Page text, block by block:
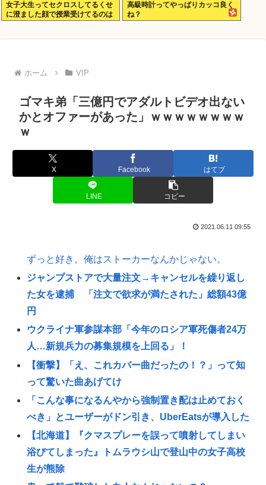
女子大生ってセクロスしてるくせ
に澄ました顔で授業受けてるのは
高級時計ってやっぱりカッコ良く
ね？
ホーム VIP
ゴマキ弟「三億円でアダルトビデオ出ない
かとオファーがあった」ｗｗｗｗｗｗｗｗ
ｗ
X Facebook はてブ
LINE コピー
2021.06.11 09:55
ずっと好き。俺はストーカーなんかじゃない。
ジャンプストアで大量注文→キャンセルを繰り返し
た女を逮捕 「注文で欲求が満たされた」総額43億
円
ウクライナ軍参謀本部「今年のロシア軍死傷者24万
人…新規兵力の募集規模を上回る」！
【衝撃】「え、これカバー曲だったの！？」って知
って驚いた曲あげてけ
「こんな事になるんやから強制置き配は止めておく
べき」とユーザーがドン引き、UberEatsが導入した
【北海道】『クマスプレーを誤って噴射してしまい
浴びてしまった』トムラウシ山で登山中の女子高校
生が熊除